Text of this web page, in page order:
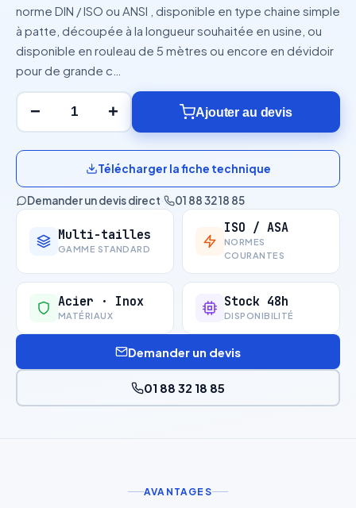
norme DIN / ISO ou ANSI , disponible en type chaine simple
à patte, découpée à la longueur souhaitée en usine, ou
disponible en rouleau de 5 mètres ou encore en dévidoir
pour de grande c…
− + Ajouter au devis
Télécharger la fiche technique
Demander un devis direct· 01 88 32 18 85
Multi-tailles
GAMME STANDARD
ISO / ASA
NORMES
COURANTES
Acier · Inox
MATÉRIAUX
Stock 48h
DISPONIBILITÉ
Demander un devis
01 88 32 18 85
AVANTAGES